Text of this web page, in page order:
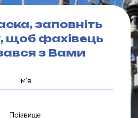
заповніть
щоб фахівець
з Вами